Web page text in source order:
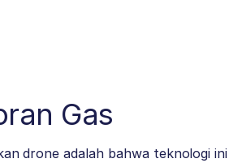
Gas
drone adalah bahwa teknologi ini